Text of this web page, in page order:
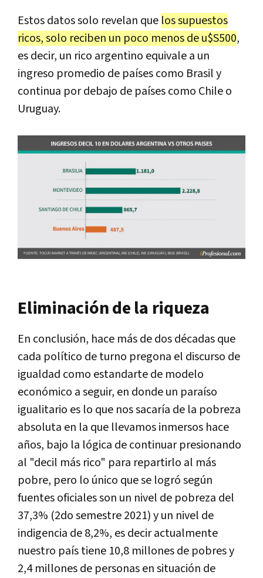
Estos datos solo revelan que los supuestos
ricos, solo reciben un poco menos de u$S500,
es decir, un rico argentino equivale a un
ingreso promedio de países como Brasil y
continua por debajo de países como Chile o
Uruguay.
Eliminación de la riqueza
En conclusión, hace más de dos décadas que
cada político de turno pregona el discurso de
igualdad como estandarte de modelo
económico a seguir, en donde un paraíso
igualitario es lo que nos sacaría de la pobreza
absoluta en la que llevamos inmersos hace
años, bajo la lógica de continuar presionando
al "decil más rico" para repartirlo al más
pobre, pero lo único que se logró según
fuentes oficiales son un nivel de pobreza del
37,3% (2do semestre 2021) y un nivel de
indigencia de 8,2%, es decir actualmente
nuestro país tiene 10,8 millones de pobres y
2,4 millones de personas en situación de